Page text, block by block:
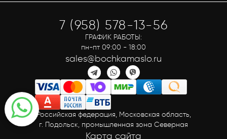
Российская федерация, Московская область,
г. Подольск, промышленная зона Северная
Карта сайта
7 (958) 578-13-56
ГРАФИК РАБОТЫ:
пн-пт 09:00 - 18:00
sales@bochkamaslo.ru